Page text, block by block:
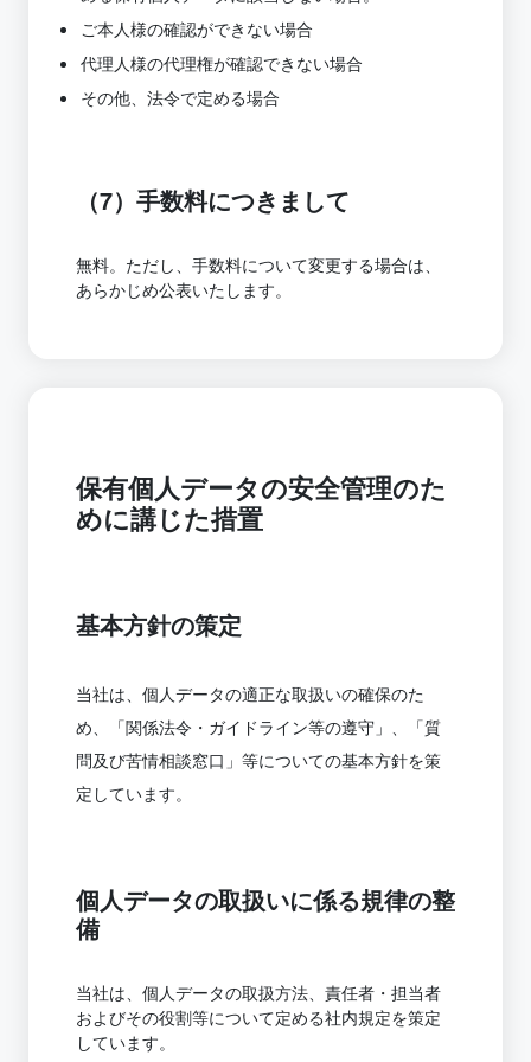
ご本人様の確認ができない場合
代理人様の代理権が確認できない場合
その他、法令で定める場合
（7）手数料につきまして
無料。ただし、手数料について変更する場合は、
あらかじめ公表いたします。
保有個人データの安全管理のた
めに講じた措置
基本方針の策定
当社は、個人データの適正な取扱いの確保のた
め、「関係法令・ガイドライン等の遵守」、「質
問及び苦情相談窓口」等についての基本方針を策
定しています。
個人データの取扱いに係る規律の整
備
当社は、個人データの取扱方法、責任者・担当者
およびその役割等について定める社内規定を策定
しています。